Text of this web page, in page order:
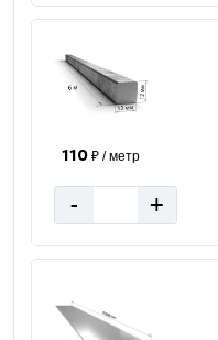
110₽ / метр
- +
Длина балки
Масса 1 п/м кг.
Толщина полки